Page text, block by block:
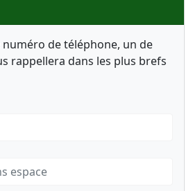
numéro de téléphone, un de
rappellera dans les plus brefs